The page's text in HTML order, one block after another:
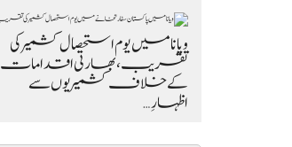
ویانا میں یوم استحصال کشمیر کی
تقریب، بھارتی اقدامات
کے خلاف کشمیریوں سے
اظہارِ…